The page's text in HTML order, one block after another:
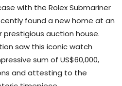
with the Rolex Submariner
found a new home at an
auction house.
saw this iconic watch
sum of US$60,000,
and attesting to the